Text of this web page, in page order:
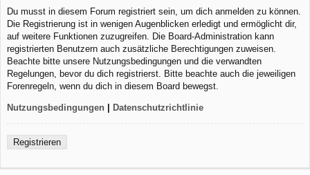
Du musst in diesem Forum registriert sein, um dich anmelden zu können.
Die Registrierung ist in wenigen Augenblicken erledigt und ermöglicht dir,
auf weitere Funktionen zuzugreifen. Die Board-Administration kann
registrierten Benutzern auch zusätzliche Berechtigungen zuweisen.
Beachte bitte unsere Nutzungsbedingungen und die verwandten
Regelungen, bevor du dich registrierst. Bitte beachte auch die jeweiligen
Forenregeln, wenn du dich in diesem Board bewegst.
Nutzungsbedingungen | Datenschutzrichtlinie
Registrieren